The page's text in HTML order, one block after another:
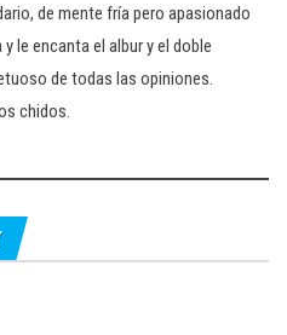
de mente fría pero apasionado
le encanta el albur y el doble
de todas las opiniones.
chidos.